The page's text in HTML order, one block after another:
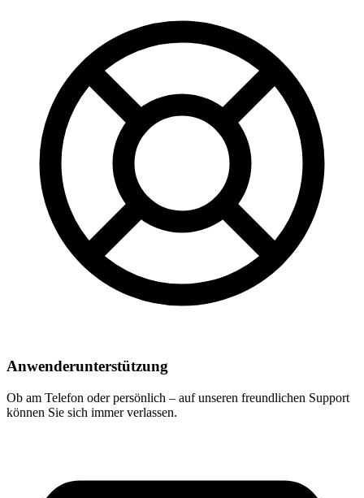
Anwenderunterstützung
Ob am Telefon oder persönlich – auf unseren freundlichen Support
können Sie sich immer verlassen.